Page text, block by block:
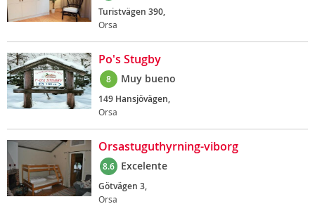
Turistvägen 390,
Orsa
Po's Stugby
8 Muy bueno
149 Hansjövägen,
Orsa
Orsastuguthyrning-viborg
8.6 Excelente
Götvägen 3,
Orsa